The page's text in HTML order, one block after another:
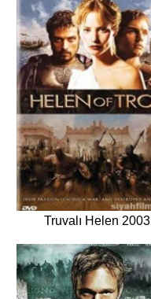
Truvalı Helen 2003